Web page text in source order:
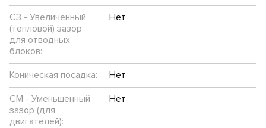
C3 - Увеличенный
(тепловой) зазор
для отводных
блоков:
Нет
Коническая посадка:
Нет
CM - Уменьшенный
зазор (для
двигателей):
Нет